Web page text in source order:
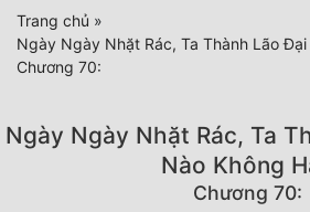
Nhật
(current)
BXH
Trang chủ »
Ngày Ngày Nhặt Rác, Ta Thành Lão
Chương 70:
Ngày Ngày Nhặt Rác, Ta
Nào Không
Chương 70: